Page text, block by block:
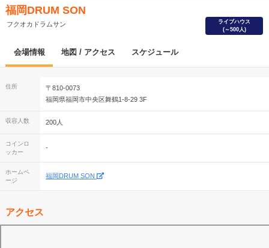
福岡DRUM SON
フクオカドラムサン
ライブハウス
(～500人)
会場情報 地図 / アクセス スケジュール
住所
〒810-0073
福岡県福岡市中央区舞鶴1-8-29 3F
収容人数 200人
コインロ
ッカー
-
ホームペ
ージ
福岡DRUM SON
アクセス